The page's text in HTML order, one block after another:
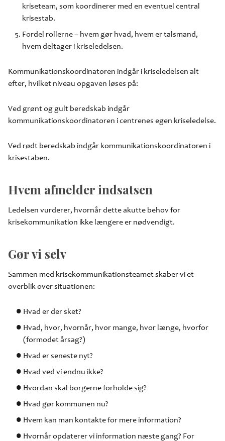
kriseteam, som koordinerer med en eventuel central
krisestab.
Fordel rollerne – hvem gør hvad, hvem er talsmand,
hvem deltager i kriseledelsen.
Kommunikationskoordinatoren indgår i kriseledelsen alt
efter, hvilket niveau opgaven løses på:
Ved grønt og gult beredskab indgår
kommunikationskoordinatoren i centrenes egen kriseledelse.
Ved rødt beredskab indgår kommunikationskoordinatoren i
krisestaben.
Hvem afmelder indsatsen
Ledelsen vurderer, hvornår dette akutte behov for
krisekommunikation ikke længere er nødvendigt.
Gør vi selv
Sammen med krisekommunikationsteamet skaber vi et
overblik over situationen:
Hvad er der sket?
Hvad, hvor, hvornår, hvor mange, hvor længe, hvorfor
(formodet årsag?)
Hvad er seneste nyt?
Hvad ved vi endnu ikke?
Hvordan skal borgerne forholde sig?
Hvad gør kommunen nu?
Hvem kan man kontakte for mere information?
Hvornår opdaterer vi information næste gang? For